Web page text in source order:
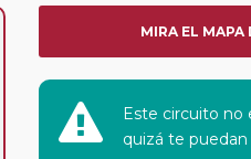
MIRA EL MAPA
Este circuito no
quizá te